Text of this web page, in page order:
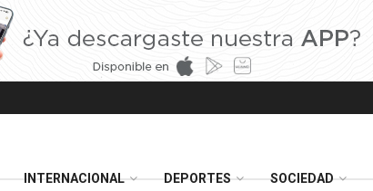
INTERNACIONAL DEPORTES SOCIEDAD